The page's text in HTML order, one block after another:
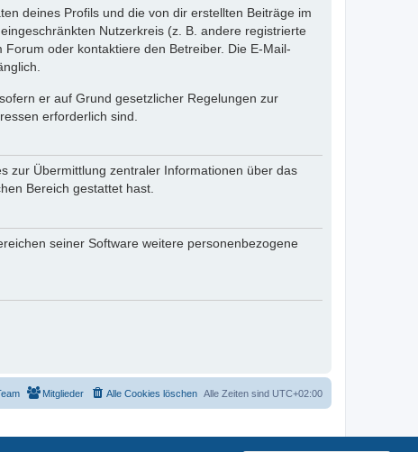
deines Profils und die von dir erstellten Beiträge im
Nutzerkreis (z. B. andere registrierte
oder kontaktiere den Betreiber. Die E-Mail-
er auf Grund gesetzlicher Regelungen zur
erforderlich sind.
zur Übermittlung zentraler Informationen über das
Bereich gestattet hast.
seiner Software weitere personenbezogene
Alle Zeiten sind UTC+02:00
Alle Cookies löschen
Mitglieder